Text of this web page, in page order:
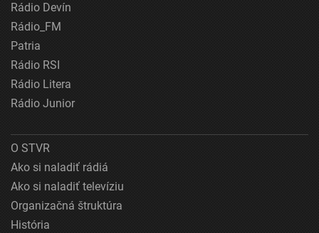
Rádio Devín
Rádio_FM
Patria
Rádio RSI
Rádio Litera
Rádio Junior
O STVR
Ako si naladiť rádiá
Ako si naladiť televíziu
Organizačná štruktúra
História